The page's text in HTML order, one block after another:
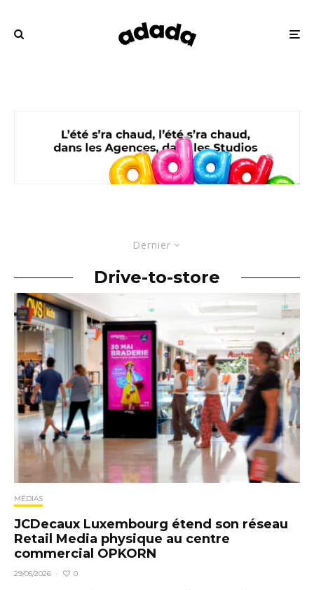
Dernier
Drive-to-store
MÉDIAS
JCDecaux Luxembourg étend son réseau
Retail Media physique au centre
commercial OPKORN
29/05/2026 · 0